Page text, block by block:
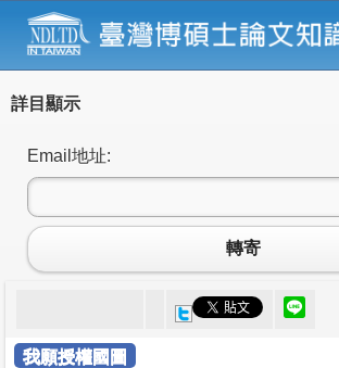
詳目顯示
Email地址:
轉寄
我願授權國圖